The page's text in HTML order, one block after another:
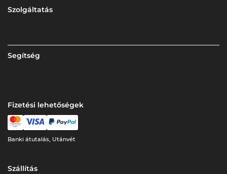
Szolgáltatás
Segítség
Fizetési lehetőségek
Banki átutalás, Utánvét
Szállítás